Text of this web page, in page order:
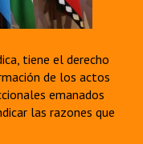
tiene el derecho
de los actos
emanados
las razones que